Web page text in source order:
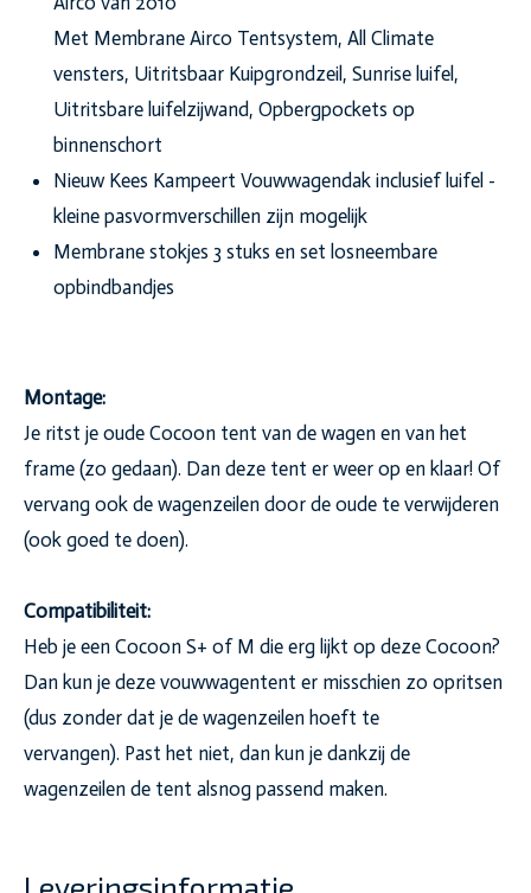
Met Membrane Airco Tentsystem, All Climate
vensters, Uitritsbaar Kuipgrondzeil, Sunrise luifel,
Uitritsbare luifelzijwand, Opbergpockets op
binnenschort
Nieuw Kees Kampeert Vouwwagendak inclusief luifel -
kleine pasvormverschillen zijn mogelijk
Membrane stokjes 3 stuks en set losneembare
opbindbandjes
Montage:
Je ritst je oude Cocoon tent van de wagen en van het
frame (zo gedaan). Dan deze tent er weer op en klaar! Of
vervang ook de wagenzeilen door de oude te verwijderen
(ook goed te doen).
Compatibiliteit:
Heb je een Cocoon S+ of M die erg lijkt op deze Cocoon?
Dan kun je deze vouwwagentent er misschien zo opritsen
(dus zonder dat je de wagenzeilen hoeft te
vervangen). Past het niet, dan kun je dankzij de
wagenzeilen de tent alsnog passend maken.